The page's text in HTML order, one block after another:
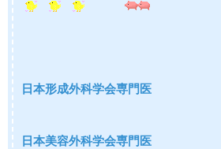
日本形成外科学会専門医
日本美容外科学会専門医